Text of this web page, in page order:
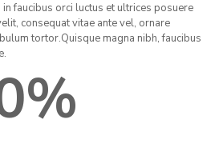
faucibus orci luctus et ultrices posuere
consequat vitae ante vel, ornare
tortor.Quisque magna nibh, faucibus
%